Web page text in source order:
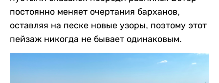
постоянно меняет очертания барханов,
оставляя на песке новые узоры, поэтому этот
пейзаж никогда не бывает одинаковым.